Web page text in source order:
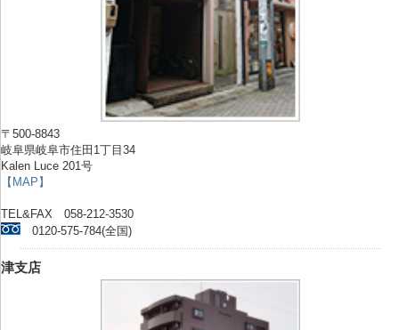
〒500-8843
岐阜県岐阜市住田1丁目34
Kalen Luce 201号
【MAP】
TEL&FAX 058-212-3530
0120-575-784(全国)
津支店